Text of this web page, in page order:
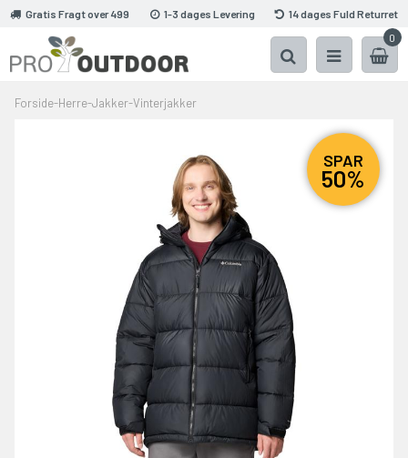
Gratis Fragt over 499 1-3 dages Levering
14 dages Fuld Returret
0
Forside-Herre-Jakker-Vinterjakker
SPAR
50%